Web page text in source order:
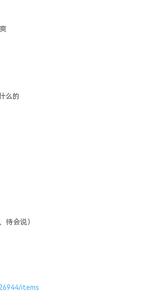
么的
待会说）
items